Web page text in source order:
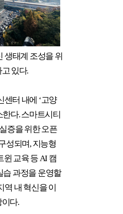
생태계 조성을 위
있다.
센터 내에 ‘고양
한다.스마트시티
실증을 위한 오픈
성되며,지능형
윈 교육 등AI 캠
습 과정을 운영할
역 내 혁신을 이
이다.